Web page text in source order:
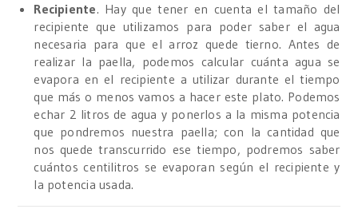
Recipiente. Hay que tener en cuenta el tamaño del
recipiente que utilizamos para poder saber el agua
necesaria para que el arroz quede tierno. Antes de
realizar la paella, podemos calcular cuánta agua se
evapora en el recipiente a utilizar durante el tiempo
que más o menos vamos a hacer este plato. Podemos
echar 2 litros de agua y ponerlos a la misma potencia
que pondremos nuestra paella; con la cantidad que
nos quede transcurrido ese tiempo, podremos saber
cuántos centilitros se evaporan según el recipiente y
la potencia usada.